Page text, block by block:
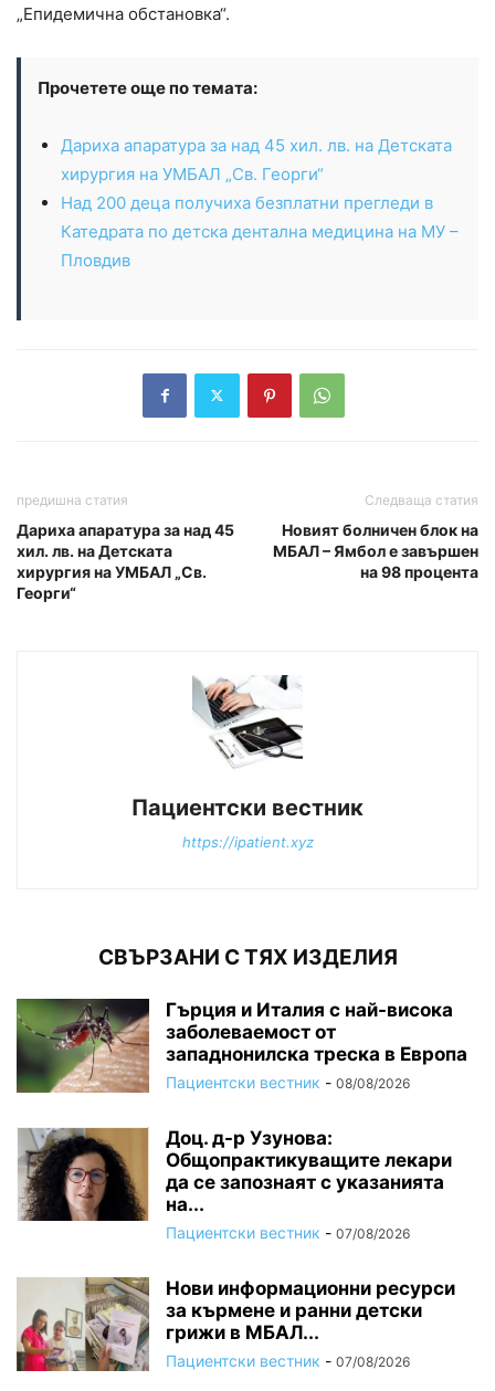
„Епидемична обстановка“.
Прочетете още по темата:
Дариха апаратура за над 45 хил. лв. на Детската
хирургия на УМБАЛ „Св. Георги“
Над 200 деца получиха безплатни прегледи в
Катедрата по детска дентална медицина на МУ –
Пловдив
предишна статия
Дариха апаратура за над 45
хил. лв. на Детската
хирургия на УМБАЛ „Св.
Георги“
Следваща статия
Новият болничен блок на
МБАЛ – Ямбол е завършен
на 98 процента
Пациентски вестник
https://ipatient.xyz
СВЪРЗАНИ С ТЯХ ИЗДЕЛИЯ
Гърция и Италия с най-висока
заболеваемост от
западнонилска треска в Европа
Пациентски вестник - 08/08/2026
Доц. д-р Узунова:
Общопрактикуващите лекари
да се запознаят с указанията
на...
Пациентски вестник - 07/08/2026
Нови информационни ресурси
за кърмене и ранни детски
грижи в МБАЛ...
Пациентски вестник - 07/08/2026